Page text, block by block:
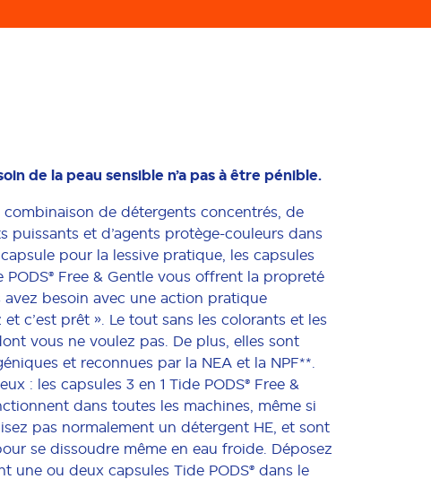
de la peau sensible n’a pas à être pénible.
combinaison de détergents concentrés, de
puissants et d’agents protège-couleurs dans
pour la lessive pratique, les capsules
PODS® Free & Gentle vous offrent la propreté
besoin avec une action pratique
et c’est prêt ». Le tout sans les colorants et les
vous ne voulez pas. De plus, elles sont
et reconnues par la NEA et la NPF**.
: les capsules 3 en 1 Tide PODS® Free &
dans toutes les machines, même si
pas normalement un détergent HE, et sont
se dissoudre même en eau froide. Déposez
une ou deux capsules Tide PODS® dans le